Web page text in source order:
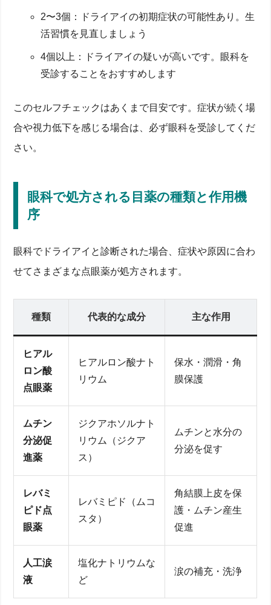
2〜3個：ドライアイの初期症状の可能性あり。生
活習慣を見直しましょう
4個以上：ドライアイの疑いが高いです。眼科を
受診することをおすすめします
このセルフチェックはあくまで目安です。症状が続く場
合や視力低下を感じる場合は、必ず眼科を受診してくだ
さい。
眼科で処方される目薬の種類と作用機
序
眼科でドライアイと診断された場合、症状や原因に合わ
せてさまざまな点眼薬が処方されます。
種類 代表的な成分 主な作用
ヒアル
ロン酸
点眼薬
ヒアルロン酸ナト
リウム
保水・潤滑・角
膜保護
ムチン
分泌促
進薬
ジクアホソルナト
リウム（ジクア
ス）
ムチンと水分の
分泌を促す
レバミ
ピド点
眼薬
レバミピド（ムコ
スタ）
角結膜上皮を保
護・ムチン産生
促進
人工涙
液
塩化ナトリウムな
ど
涙の補充・洗浄